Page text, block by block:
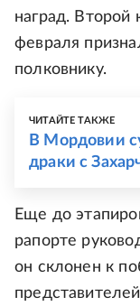
наград. Второй
февраля
полковнику.
ЧИТАЙТЕ ТАКЖЕ
В Мордовии
драки с
Еще до
рапорте
он склонен к